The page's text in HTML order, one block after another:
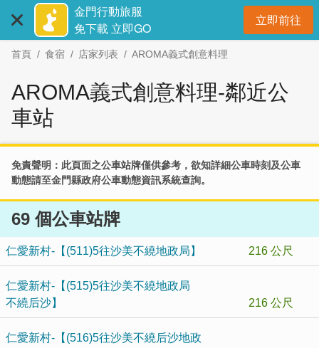
主
金門行動旅服
免下載 立即GO
立即前往開
首頁 食宿 店家列表 AROMA義式創意料理
AROMA義式創意料理-鄰近公
車站
免責聲明：此頁面之公車站牌僅供參考，欲知詳細公車時刻及公車
動態請至金門縣政府公車動態資訊系統查詢。
69 個公車站牌
仁愛新村-【(511)5往沙美不繞地政局】 216 公尺
仁愛新村-【(515)5往沙美不繞地政局
不繞后沙】
216 公尺
仁愛新村-【(516)5往沙美不繞后沙地政